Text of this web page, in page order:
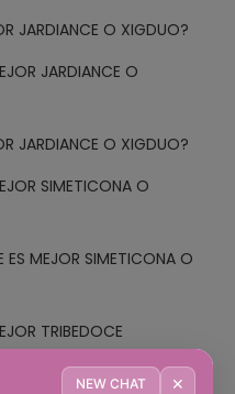
JARDIANCE O XIGDUO?
JARDIANCE O
JARDIANCE O XIGDUO?
SIMETICONA O
ES MEJOR SIMETICONA O
TRIBEDOCE
NEW CHAT ✕